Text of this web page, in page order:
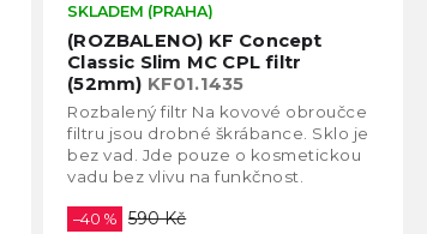
Průměrné
hodnocení
produktu
hvězdiček.
(ROZBALENO) KF Concept
Classic Slim MC CPL filtr
(52mm) KF01.1435
SKLADEM (PRAHA)
–40 % 590 Kč
Rozbalený filtr Na kovové obroučce
filtru jsou drobné škrábance. Sklo je
bez vad. Jde pouze o kosmetickou
vadu bez vlivu na funkčnost.